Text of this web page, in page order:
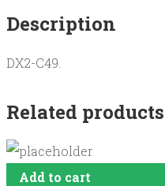
Description
DX2-C49.
Related products
Add to cart